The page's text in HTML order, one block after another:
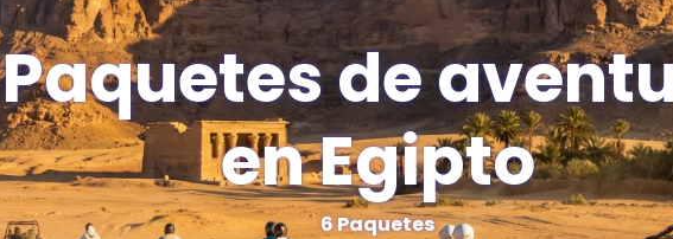
Paquetes de
en Egipto
6 Paquetes